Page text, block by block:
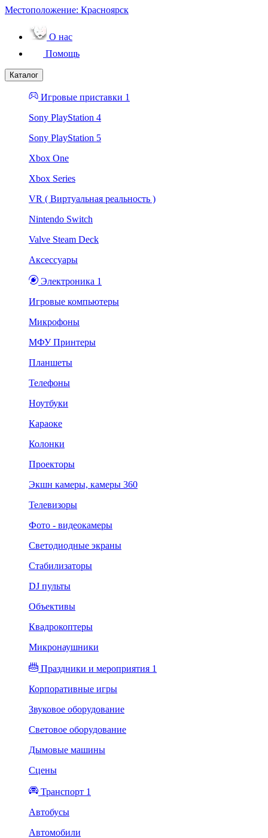
Местоположение: Красноярск
О нас
Помощь
Каталог
Игровые приставки 1
Sony PlayStation 4
Sony PlayStation 5
Xbox One
Xbox Series
VR ( Виртуальная реальность )
Nintendo Switch
Valve Steam Deck
Аксессуары
Электроника 1
Игровые компьютеры
Микрофоны
МФУ Принтеры
Планшеты
Телефоны
Ноутбуки
Караоке
Колонки
Проекторы
Экшн камеры, камеры 360
Телевизоры
Фото - видеокамеры
Светодиодные экраны
Стабилизаторы
DJ пульты
Объективы
Квадрокоптеры
Микронаушники
Праздники и мероприятия 1
Корпоративные игры
Звуковое оборудование
Световое оборудование
Дымовые машины
Сцены
Транспорт 1
Автобусы
Автомобили